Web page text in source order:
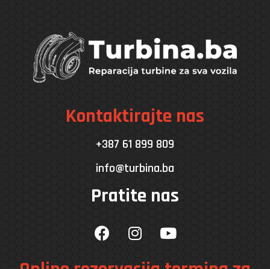
Kontaktirajte nas
+387 61 899 809
info@turbina.ba
Pratite nas